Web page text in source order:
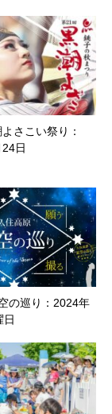
さこい祭り：
日
の巡り：2024年
日